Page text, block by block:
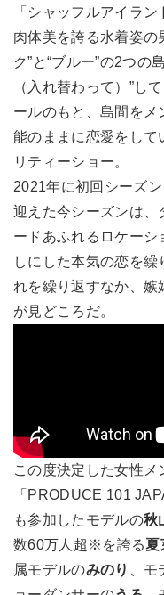
「シャッフルアイラ
肉体美を誇る水着姿の
ク”と“ブルー”の2つの
（入れ替わって）”し
ールのもと、島間をメ
能のままに恋愛をして
リティーショー。
2021年に初回シーズ
迎えた今シーズンは、
ードあふれるロケーシ
しにした本気の恋を繰
れを繰り返すなか、嫉
が見どころだ。
この度決定した女性メ
「PRODUCE 101
も参加したモデルの秋
数60万人超※を誇る夏
属モデルのみのり 、